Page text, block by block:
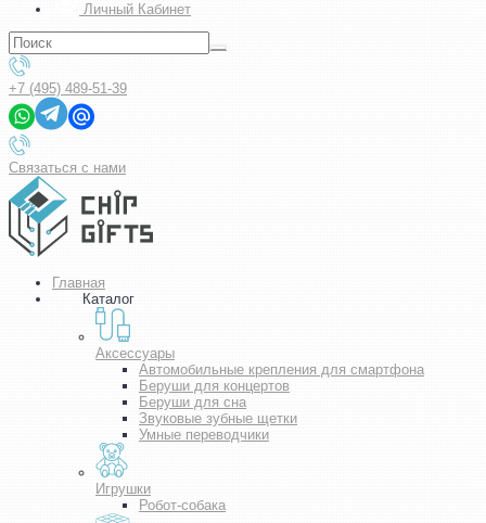
Личный Кабинет
+7 (495) 489-51-39
Связаться с нами
Главная
Каталог
Аксессуары
Автомобильные крепления для смартфона
Беруши для концертов
Беруши для сна
Звуковые зубные щетки
Умные переводчики
Игрушки
Робот-собака